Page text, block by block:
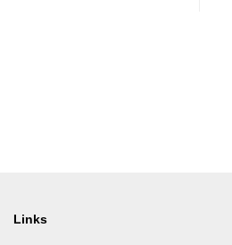
Links